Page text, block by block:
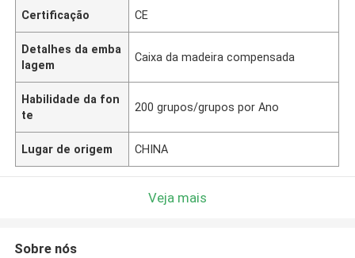
Certificação CE
Detalhes da emba
lagem
Caixa da madeira compensada
Habilidade da fon
te
200 grupos/grupos por Ano
Lugar de origem CHINA
Veja mais
Sobre nós